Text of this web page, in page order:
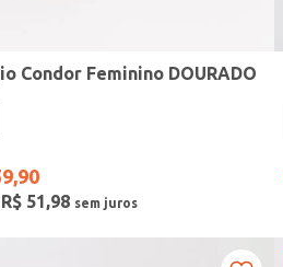
Condor Feminino DOURADO
,90
R$ 51,98